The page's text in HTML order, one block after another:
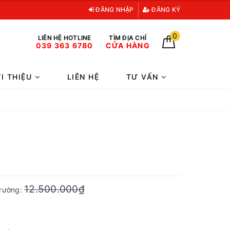
ĐĂNG NHẬP ĐĂNG KÝ
LIÊN HỆ HOTLINE
039 363 6780
TÌM ĐỊA CHỈ
CỬA HÀNG
0
THIỆU LIÊN HỆ TƯ VẤN
12.500.000₫